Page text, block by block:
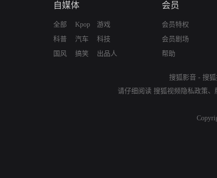
自媒体
全部
科普
国风
Kpop
汽车
搞笑
游戏
科技
出品人
会员
会员特权
会员剧场
帮助
搜狐影音 - 搜
请仔细阅读 搜狐视频隐私政策、